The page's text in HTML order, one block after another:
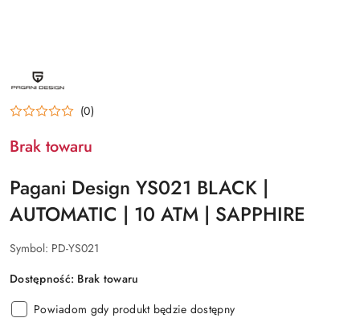
NAZWA
PRODUCENTA:
PAGANI
DESIGN (0)
Brak towaru
Pagani Design YS021 BLACK |
AUTOMATIC | 10 ATM | SAPPHIRE
Symbol: PD-YS021
Dostępność: Brak towaru
Powiadom gdy produkt będzie dostępny